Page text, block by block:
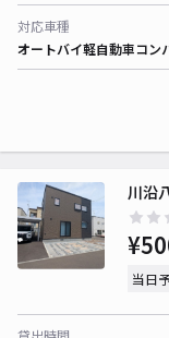
対応車種
オートバイ軽自動車コン
川沿
当日